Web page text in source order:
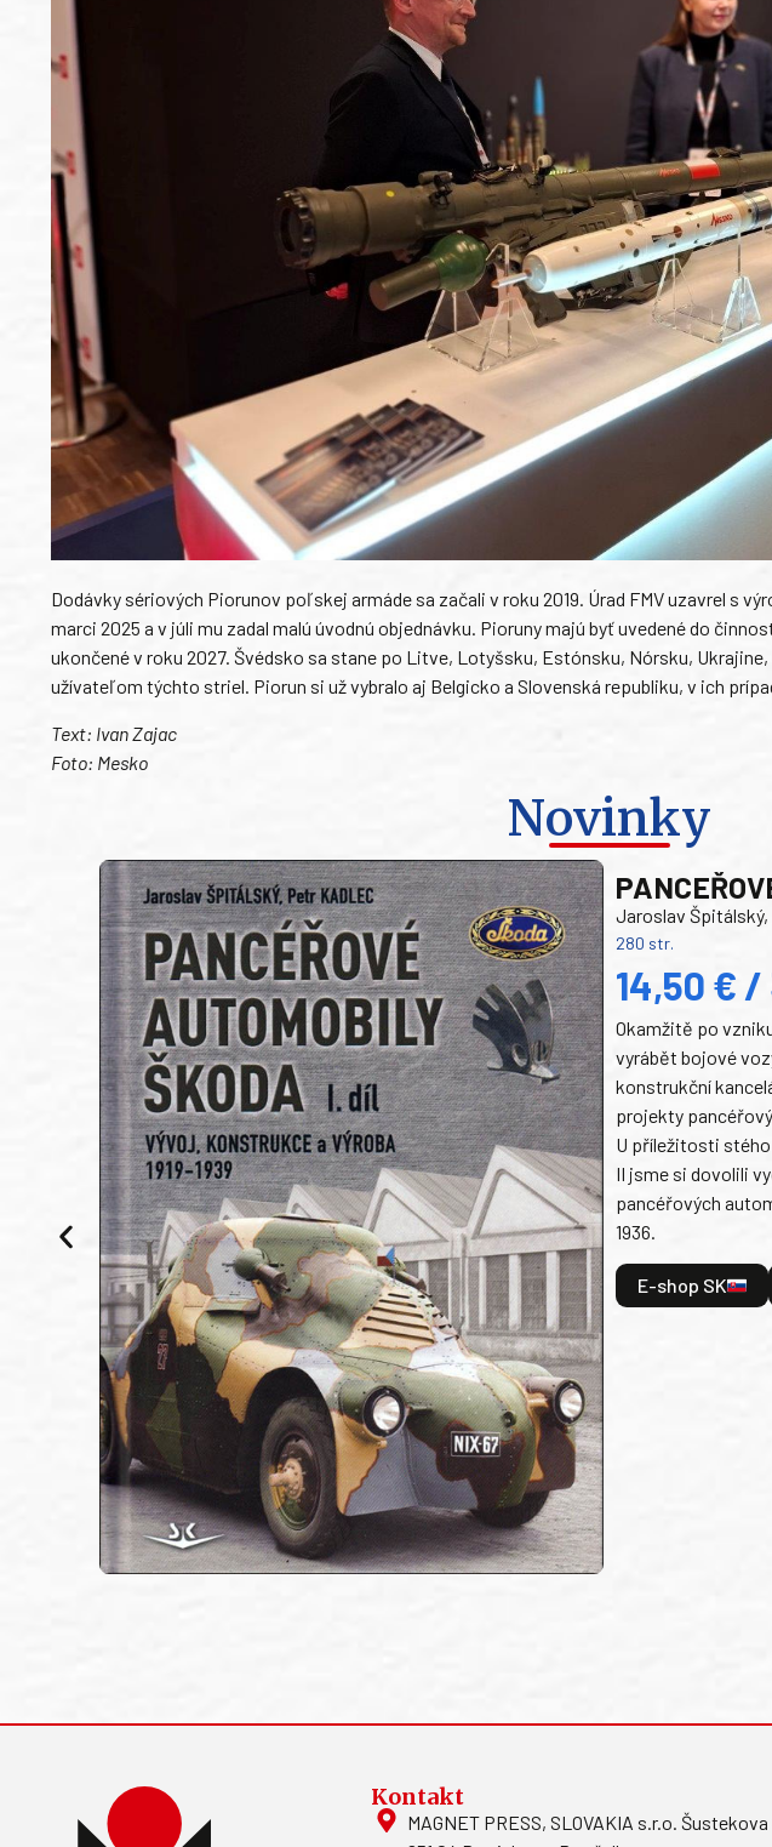
Dodávky sériových Piorunov poľskej armáde sa začali v roku 2019. Úrad FMV uzavrel s
marci 2025 a v júli mu zadal malú úvodnú objednávku. Pioruny majú byť uvedené do
ukončené v roku 2027. Švédsko sa stane po Litve, Lotyšsku, Estónsku, Nórsku, Ukrajine,
užívateľom týchto striel. Piorun si už vybralo aj Belgicko a Slovenská republiku, v ich
Text: Ivan Zajac
Foto: Mesko
Novinky
Jaroslav
280 str.
14,50 €
Okamžitě po
vyrábět bojové
konstrukční
projekty
U příležitosti
II jsme si dovolili
pancéřových
1936.
E-shop SK
Kontakt
MAGNET PRESS, SLOVAKIA s.r.o. Šustekova